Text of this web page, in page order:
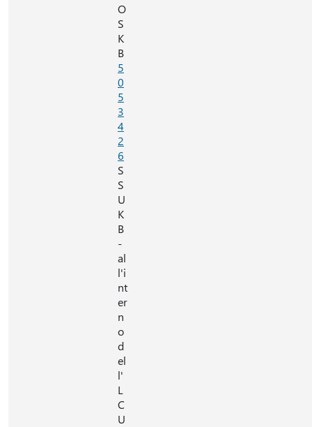
O
S
K
B
5
0
5
3
4
2
6
S
S
U
K
B
-
al
l'i
nt
er
n
o
d
el
l'
L
C
U